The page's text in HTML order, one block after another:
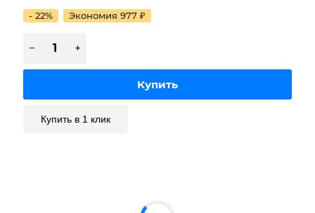
- 22%
Экономия 977 ₽
Купить в 1 клик